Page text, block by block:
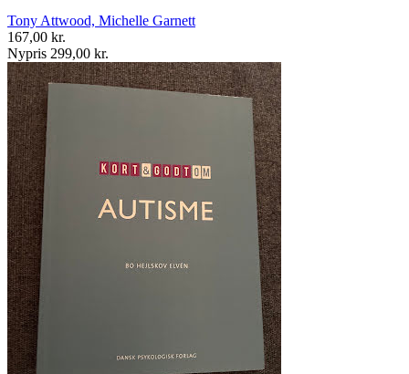
Tony Attwood, Michelle Garnett
167,00 kr.
Nypris 299,00 kr.